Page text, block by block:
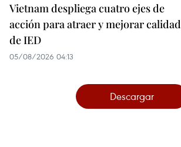
Vietnam despliega cuatro ejes de
acción para atraer y mejorar calidad
de IED
05/08/2026 04:13
Descargar